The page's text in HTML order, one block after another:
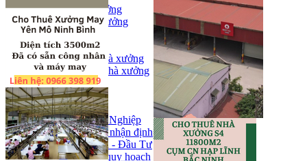
Bán kho, nhà xưởng
Bán kho xưởng
Kho
Mặt bằng
Cho thuê kho, nhà xưởng
Cho thuê nhà xưởng
Kho
Mặt bằng
Tin tức
Khu Công Nghiệp
Phân tích - nhận định
Chính sách - Đầu Tư
Thông tin quy hoạch